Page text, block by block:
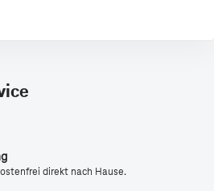
direkt nach Hause.